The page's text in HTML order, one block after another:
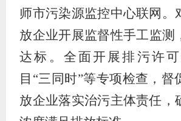
师市污染源监控中心联网。
放企业开展监督性手工监测
达标。 全面开展排污许
目 “三同时”等专项检查，督
放企业落实治污主体责任，